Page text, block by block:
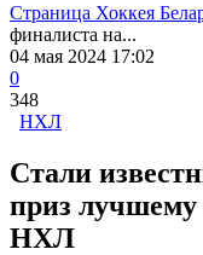
Страница Хоккея
финалиста на...
04 мая 2024 17:02
0
348
НХЛ
Стали
приз лучшему
НХЛ